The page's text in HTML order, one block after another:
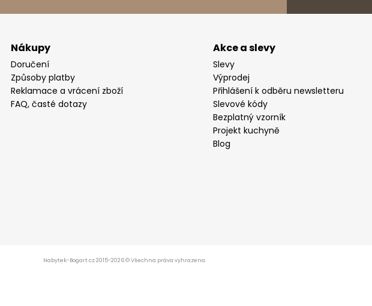
Nákupy
Doručení
Způsoby platby
Reklamace a vrácení zboží
FAQ, časté dotazy
Akce a slevy
Slevy
Výprodej
Přihlášení k odběru newsletteru
Slevové kódy
Bezplatný vzorník
Projekt kuchyně
Blog
Nabytek-Bogart.cz 2015-2026 © Všechna práva vyhrazena.